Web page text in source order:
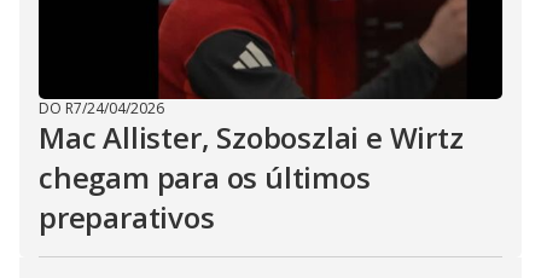
DO R7/24/04/2026
Mac Allister, Szoboszlai e Wirtz
chegam para os últimos
preparativos